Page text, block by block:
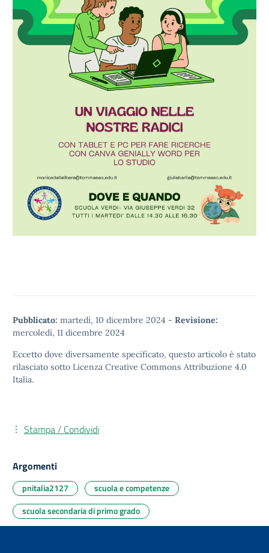
Pubblicato: martedì, 10 dicembre 2024 - Revisione:
mercoledì, 11 dicembre 2024
Eccetto dove diversamente specificato, questo articolo è stato
rilasciato sotto Licenza Creative Commons Attribuzione 4.0
Italia.
Stampa / Condividi
Argomenti
pnitalia2127
scuola e competenze
scuola secondaria di primo grado